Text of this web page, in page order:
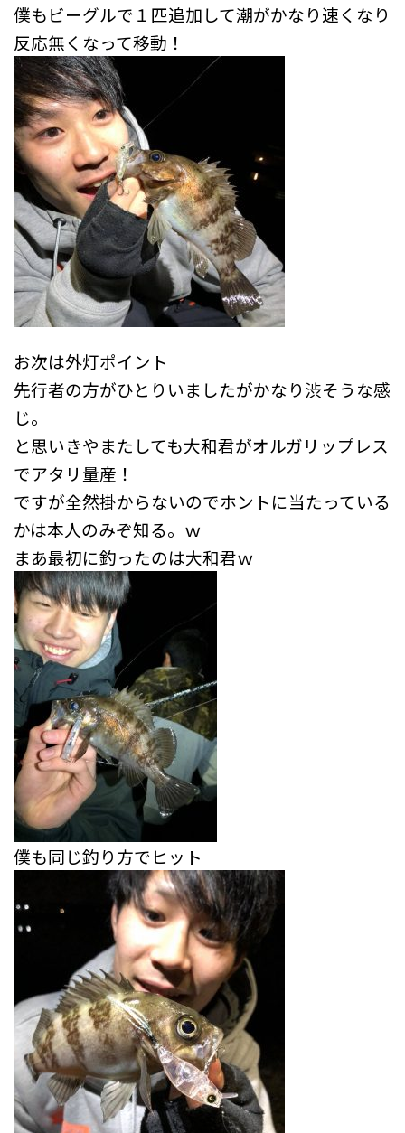
僕もビーグルで１匹追加して潮がかなり速くなり
反応無くなって移動！
お次は外灯ポイント
先行者の方がひとりいましたがかなり渋そうな感
じ。
と思いきやまたしても大和君がオルガリップレス
でアタリ量産！
ですが全然掛からないのでホントに当たっている
かは本人のみぞ知る。ｗ
まあ最初に釣ったのは大和君ｗ
僕も同じ釣り方でヒット